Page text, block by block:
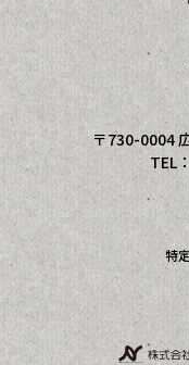
〒730-0004
TEL
特